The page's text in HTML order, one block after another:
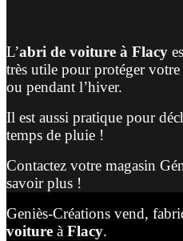
L’abri de voiture à Flacy
très utile pour protéger
ou pendant l’hiver.
Il est aussi pratique pour
temps de pluie !
Contactez votre magasin
savoir plus !
Geniès-Créations vend,
voiture à Flacy.